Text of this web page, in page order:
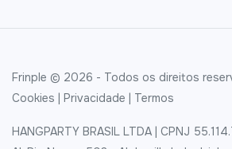
Frinple © 2026 - Todos os direitos
Cookies | Privacidade | Termos
HANGPARTY BRASIL LTDA | CPNJ